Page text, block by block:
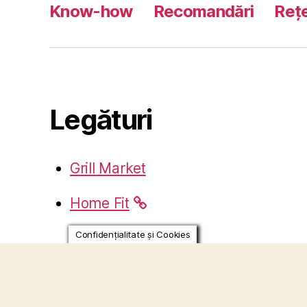
Know-how Recomandări
Legături
Grill Market
Home Fit